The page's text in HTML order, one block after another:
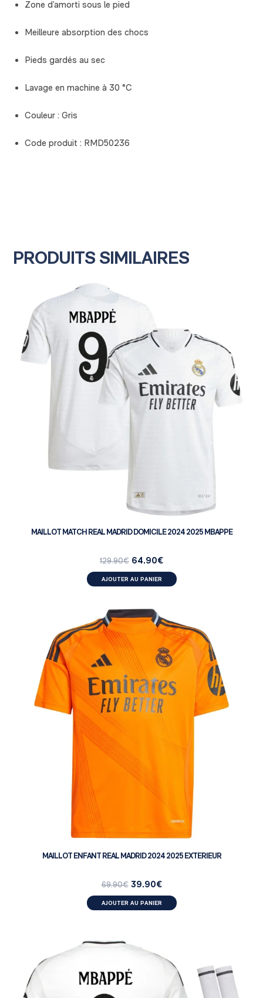
Zone d’amorti sous le pied
Meilleure absorption des chocs
Pieds gardés au sec
Lavage en machine à 30 °C
Couleur : Gris
Code produit : RMD50236
PRODUITS SIMILAIRES
MAILLOT MATCH REAL MADRID DOMICILE 2024 2025 MBAPPE
129.90€ 64.90€
AJOUTER AU PANIER
MAILLOT ENFANT REAL MADRID 2024 2025 EXTERIEUR
69.90€ 39.90€
AJOUTER AU PANIER